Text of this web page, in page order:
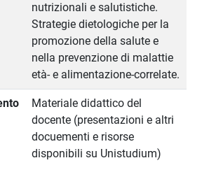
nutrizionali e salutistiche.
Strategie dietologiche per la
promozione della salute e
nella prevenzione di malattie
età- e alimentazione-correlate.
Materiale didattico del
docente (presentazioni e altri
docuementi e risorse
disponibili su Unistudium)